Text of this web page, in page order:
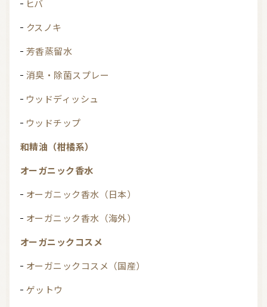
ヒバ
クスノキ
芳香蒸留水
消臭・除菌スプレー
ウッドディッシュ
ウッドチップ
和精油（柑橘系）
オーガニック香水
オーガニック香水（日本）
オーガニック香水（海外）
オーガニックコスメ
オーガニックコスメ（国産）
ゲットウ